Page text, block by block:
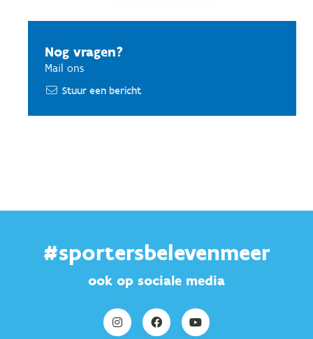
Nog vragen?
Mail ons
Stuur een bericht
#sportersbelevenmeer
ook op sociale media